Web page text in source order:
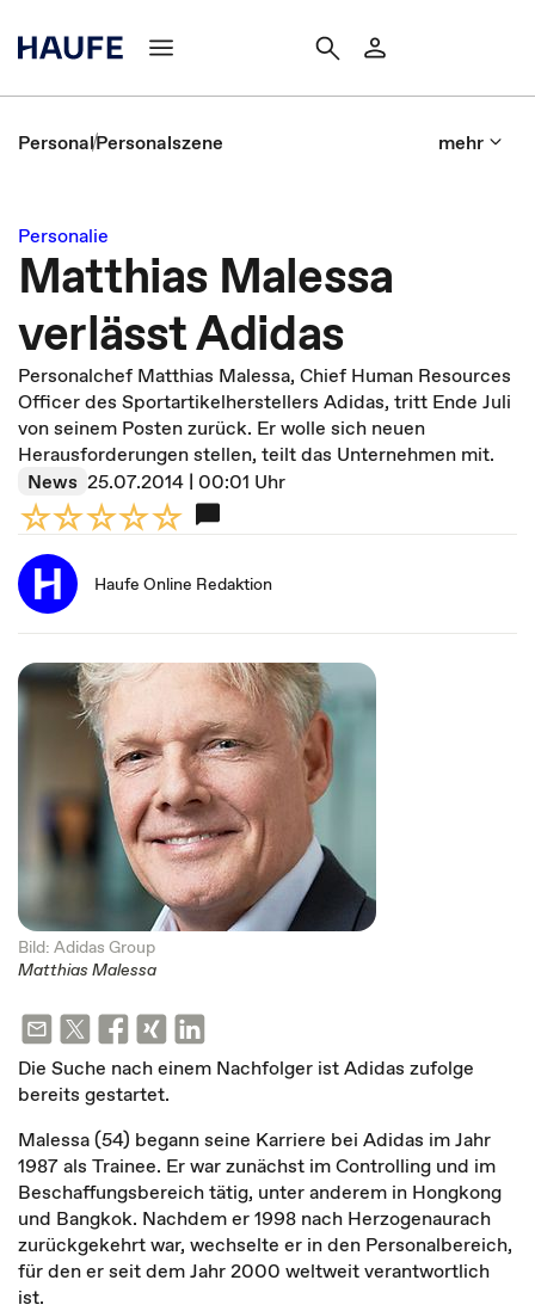
PersonalPersonalszene mehr
Personalie
Matthias Malessa
verlässt Adidas
Personalchef Matthias Malessa, Chief Human Resources
Officer des Sportartikelherstellers Adidas, tritt Ende Juli
von seinem Posten zurück. Er wolle sich neuen
Herausforderungen stellen, teilt das Unternehmen mit.
News 25.07.2014 | 00:01 Uhr
Haufe Online Redaktion
Bild: Adidas Group
Matthias Malessa
Die Suche nach einem Nachfolger ist Adidas zufolge
bereits gestartet.
Malessa (54) begann seine Karriere bei Adidas im Jahr
1987 als Trainee. Er war zunächst im Controlling und im
Beschaffungsbereich tätig, unter anderem in Hongkong
und Bangkok. Nachdem er 1998 nach Herzogenaurach
zurückgekehrt war, wechselte er in den Personalbereich,
für den er seit dem Jahr 2000 weltweit verantwortlich
ist.